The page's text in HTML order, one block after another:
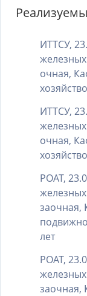
ИТТСУ,
очная,
ИТТСУ,
очная,
РОАТ,
заочная,
лет
РОАТ,
заочная,